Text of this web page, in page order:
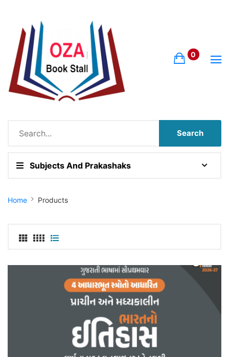
Search
Subjects And Prakashaks
0
Site Breadcrumb
Home Products